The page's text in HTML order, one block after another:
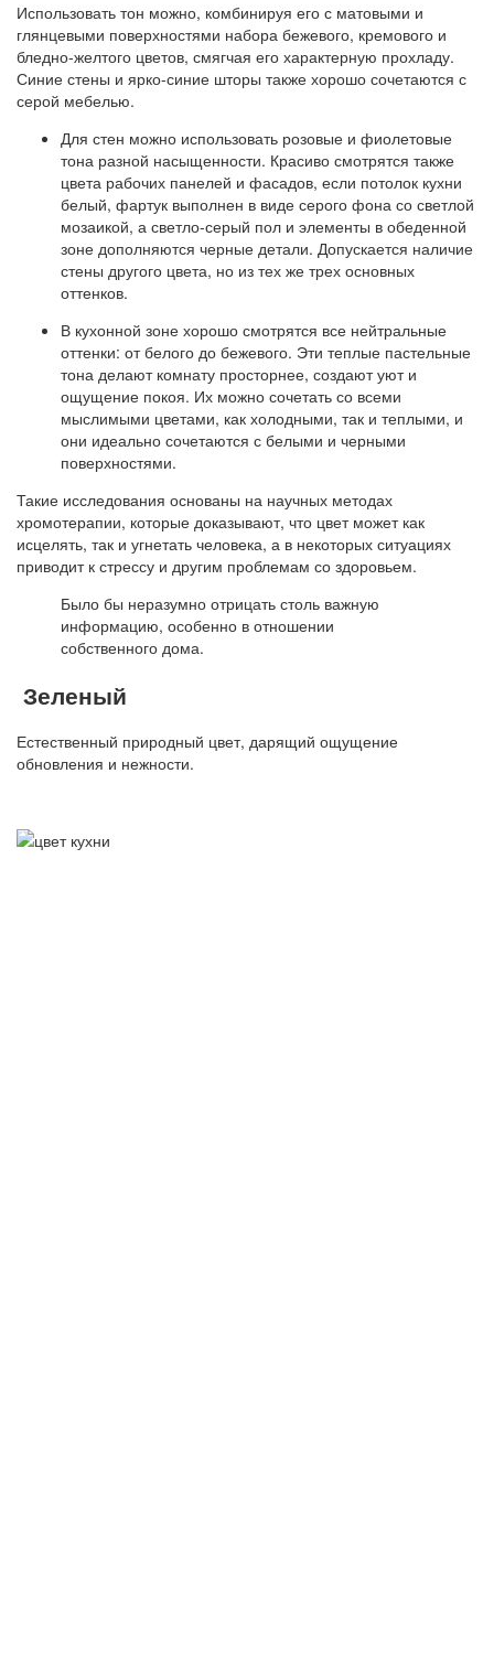
Использовать тон можно, комбинируя его с матовыми и
глянцевыми поверхностями набора бежевого, кремового и
бледно-желтого цветов, смягчая его характерную прохладу.
Синие стены и ярко-синие шторы также хорошо сочетаются с
серой мебелью.
Для стен можно использовать розовые и фиолетовые
тона разной насыщенности. Красиво смотрятся также
цвета рабочих панелей и фасадов, если потолок кухни
белый, фартук выполнен в виде серого фона со светлой
мозаикой, а светло-серый пол и элементы в обеденной
зоне дополняются черные детали. Допускается наличие
стены другого цвета, но из тех же трех основных
оттенков.
В кухонной зоне хорошо смотрятся все нейтральные
оттенки: от белого до бежевого. Эти теплые пастельные
тона делают комнату просторнее, создают уют и
ощущение покоя. Их можно сочетать со всеми
мыслимыми цветами, как холодными, так и теплыми, и
они идеально сочетаются с белыми и черными
поверхностями.
Такие исследования основаны на научных методах
хромотерапии, которые доказывают, что цвет может как
исцелять, так и угнетать человека, а в некоторых ситуациях
приводит к стрессу и другим проблемам со здоровьем.
Было бы неразумно отрицать столь важную
информацию, особенно в отношении
собственного дома.
Зеленый
Естественный природный цвет, дарящий ощущение
обновления и нежности.